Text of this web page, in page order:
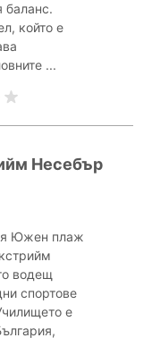
баланс.
който е
...
Несебър
Южен плаж
водещ
спортове
е